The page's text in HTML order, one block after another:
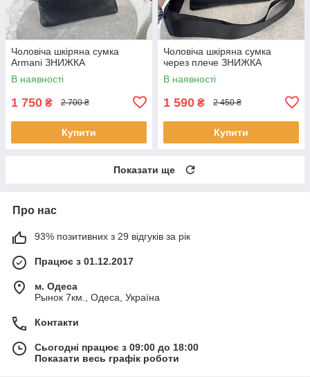
Чоловіча шкіряна сумка
Armani ЗНИЖКА
В наявності
1 750 ₴ 2 700 ₴
Купити
Чоловіча шкіряна сумка
через плече ЗНИЖКА
В наявності
1 590 ₴ 2 450 ₴
Купити
Показати ще
Про нас
93% позитивних з 29 відгуків за рік
Працює з 01.12.2017
м. Одеса
Рынок 7км., Одеса, Україна
Контакти
Сьогодні працює з 09:00 до 18:00
Показати весь графік роботи